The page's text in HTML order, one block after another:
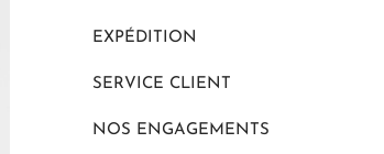
EXPÉDITION
SERVICE CLIENT
NOS ENGAGEMENTS